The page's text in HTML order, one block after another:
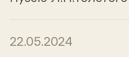
22.05.2024